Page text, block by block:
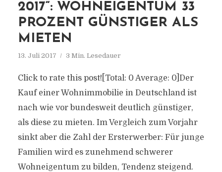
2017“: WOHNEIGENTUM 33
PROZENT GÜNSTIGER ALS
MIETEN
13. Juli 2017 3 Min. Lesedauer
Click to rate this post![Total: 0 Average: 0]Der
Kauf einer Wohnimmobilie in Deutschland ist
nach wie vor bundesweit deutlich günstiger,
als diese zu mieten. Im Vergleich zum Vorjahr
sinkt aber die Zahl der Ersterwerber: Für junge
Familien wird es zunehmend schwerer
Wohneigentum zu bilden, Tendenz steigend.